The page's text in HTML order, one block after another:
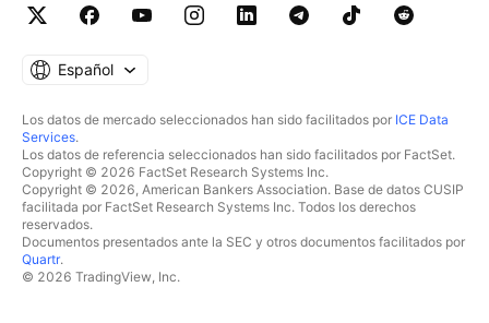
Español
Los datos de mercado seleccionados han sido facilitados por ICE Data
Services.
Los datos de referencia seleccionados han sido facilitados por FactSet.
Copyright © 2026 FactSet Research Systems Inc.
Copyright © 2026, American Bankers Association. Base de datos CUSIP
facilitada por FactSet Research Systems Inc. Todos los derechos
reservados.
Documentos presentados ante la SEC y otros documentos facilitados por
Quartr.
© 2026 TradingView, Inc.